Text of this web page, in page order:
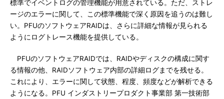
標準でイベントログの管理機能が用意されている。ただ、ストレ
ージのエラーに関して、この標準機能で深く原因を追うのは難し
い。PFUのソフトウェアRAIDは、さらに詳細な情報が見られる
ようにログトレース機能を提供している。
PFUのソフトウェアRAIDでは、RAIDやディスクの構成に関す
る情報の他、RAIDソフトウェア内部の詳細ログまでを残せる。
これにより、エラーに関して状態、程度、頻度などが解析できる
ようになる。PFU インダストリープロダクト事業部 第一技術部